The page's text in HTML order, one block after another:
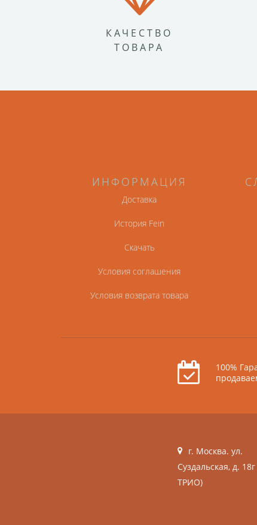
КАЧЕСТВО
ТОВАРА
ИНФОРМАЦИЯ
Доставка
История Fein
Скачать
Условия соглашения
Условия возврата товара
100%
г. Москва. ул.
Суздальская, д.
ТРИО)